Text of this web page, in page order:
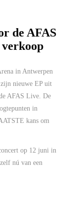
de AFAS
in Antwerpen
nieuwe EP uit
AFAS Live. De
in
kans om
op 12 juni in
nú van een